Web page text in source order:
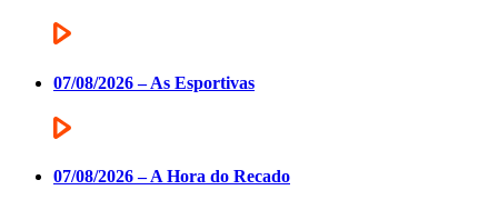
07/08/2026 – As Esportivas
07/08/2026 – A Hora do Recado